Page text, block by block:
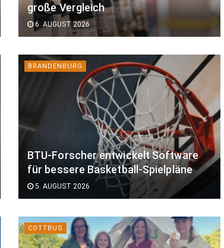
große Vergleich
6. AUGUST 2026
BRANDENBURG
BTU-Forscher entwickelt Software
für bessere Basketball-Spielpläne
5. AUGUST 2026
COTTBUS